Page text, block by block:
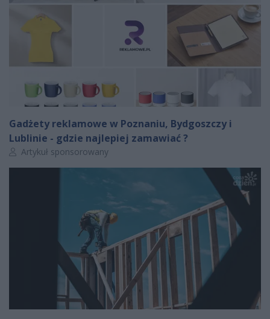
Gadżety reklamowe w Poznaniu, Bydgoszczy i
Lublinie - gdzie najlepiej zamawiać ?
Autor artykułu:
Artykuł sponsorowany